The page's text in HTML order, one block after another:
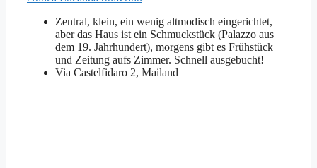
Zentral, klein, ein wenig altmodisch eingerichtet,
aber das Haus ist ein Schmuckstück (Palazzo aus
dem 19. Jahrhundert), morgens gibt es Frühstück
und Zeitung aufs Zimmer. Schnell ausgebucht!
Via Castelfidaro 2, Mailand